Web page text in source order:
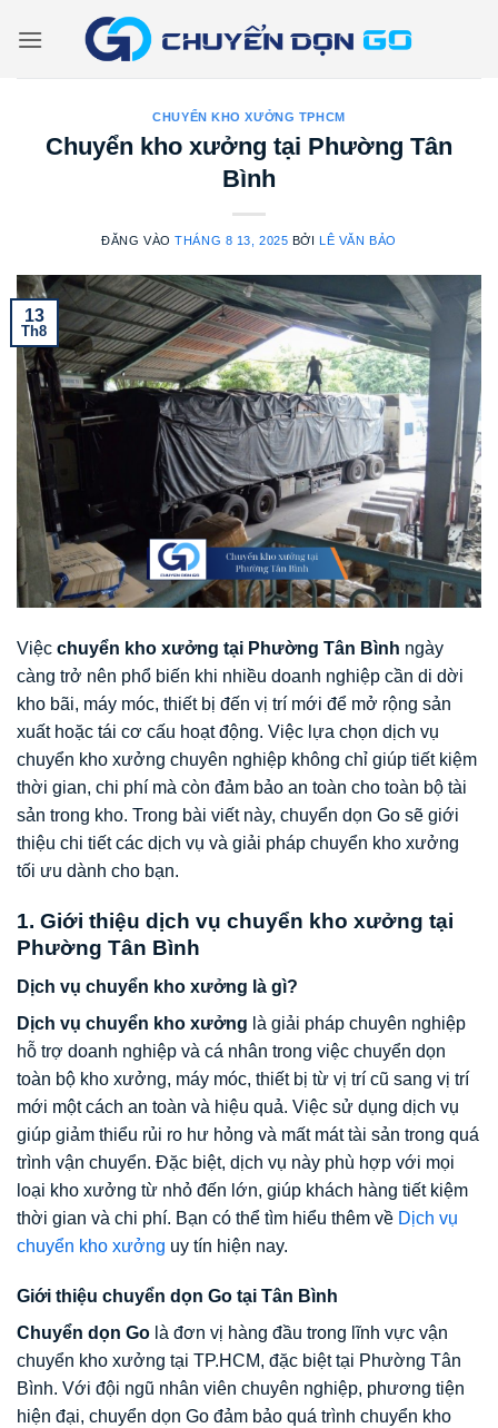
qua
CHUYỂN KHO XƯỞNG TPHCM
Chuyển kho xưởng tại Phường Tân
Bình
ĐĂNG VÀOTHÁNG 8 13, 2025 BỞILÊ VĂN BẢO
13
Th8
Việc chuyển kho xưởng tại Phường Tân Bình ngày
càng trở nên phổ biến khi nhiều doanh nghiệp cần di dời
kho bãi, máy móc, thiết bị đến vị trí mới để mở rộng sản
xuất hoặc tái cơ cấu hoạt động. Việc lựa chọn dịch vụ
chuyển kho xưởng chuyên nghiệp không chỉ giúp tiết kiệm
thời gian, chi phí mà còn đảm bảo an toàn cho toàn bộ tài
sản trong kho. Trong bài viết này, chuyển dọn Go sẽ giới
thiệu chi tiết các dịch vụ và giải pháp chuyển kho xưởng
tối ưu dành cho bạn.
1. Giới thiệu dịch vụ chuyển kho xưởng tại
Phường Tân Bình
Dịch vụ chuyển kho xưởng là gì?
Dịch vụ chuyển kho xưởng là giải pháp chuyên nghiệp
hỗ trợ doanh nghiệp và cá nhân trong việc chuyển dọn
toàn bộ kho xưởng, máy móc, thiết bị từ vị trí cũ sang vị trí
mới một cách an toàn và hiệu quả. Việc sử dụng dịch vụ
giúp giảm thiểu rủi ro hư hỏng và mất mát tài sản trong quá
trình vận chuyển. Đặc biệt, dịch vụ này phù hợp với mọi
loại kho xưởng từ nhỏ đến lớn, giúp khách hàng tiết kiệm
thời gian và chi phí. Bạn có thể tìm hiểu thêm về Dịch vụ
chuyển kho xưởng uy tín hiện nay.
Giới thiệu chuyển dọn Go tại Tân Bình
Chuyển dọn Go là đơn vị hàng đầu trong lĩnh vực vận
chuyển kho xưởng tại TP.HCM, đặc biệt tại Phường Tân
Bình. Với đội ngũ nhân viên chuyên nghiệp, phương tiện
hiện đại, chuyển dọn Go đảm bảo quá trình chuyển kho